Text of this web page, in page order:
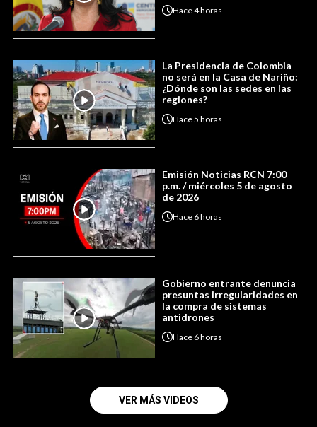
Hace4 horas
La Presidencia de Colombia
no será en la Casa de Nariño:
¿Dónde son las sedes en las
regiones?
Hace5 horas
Emisión Noticias RCN 7:00
p.m. / miércoles 5 de agosto
de 2026
Hace 6 horas
Gobierno entrante denuncia
presuntas irregularidades en
la compra de sistemas
antidrones
Hace 6 horas
VER MÁS VIDEOS